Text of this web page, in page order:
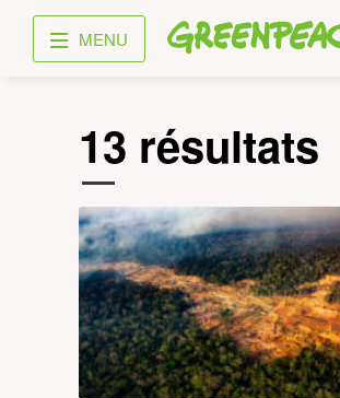
Greenpeace
MENU
13 résultats